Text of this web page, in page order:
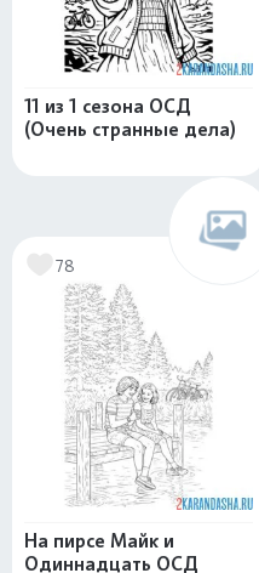
11 из 1 сезона ОСД
(Очень странные дела)
78
На пирсе Майк и
Одиннадцать ОСД